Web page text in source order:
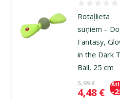
Rotaļlieta
suņiem –
Fantasy,
in the Dark
Ball, 25 cm
Oriģinālā
5,99 €
Cena
4,48 € -